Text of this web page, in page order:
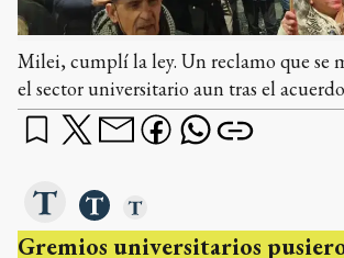
Milei, cumplí la ley. Un reclamo que se
el sector universitario aun tras el
Gremios universitarios